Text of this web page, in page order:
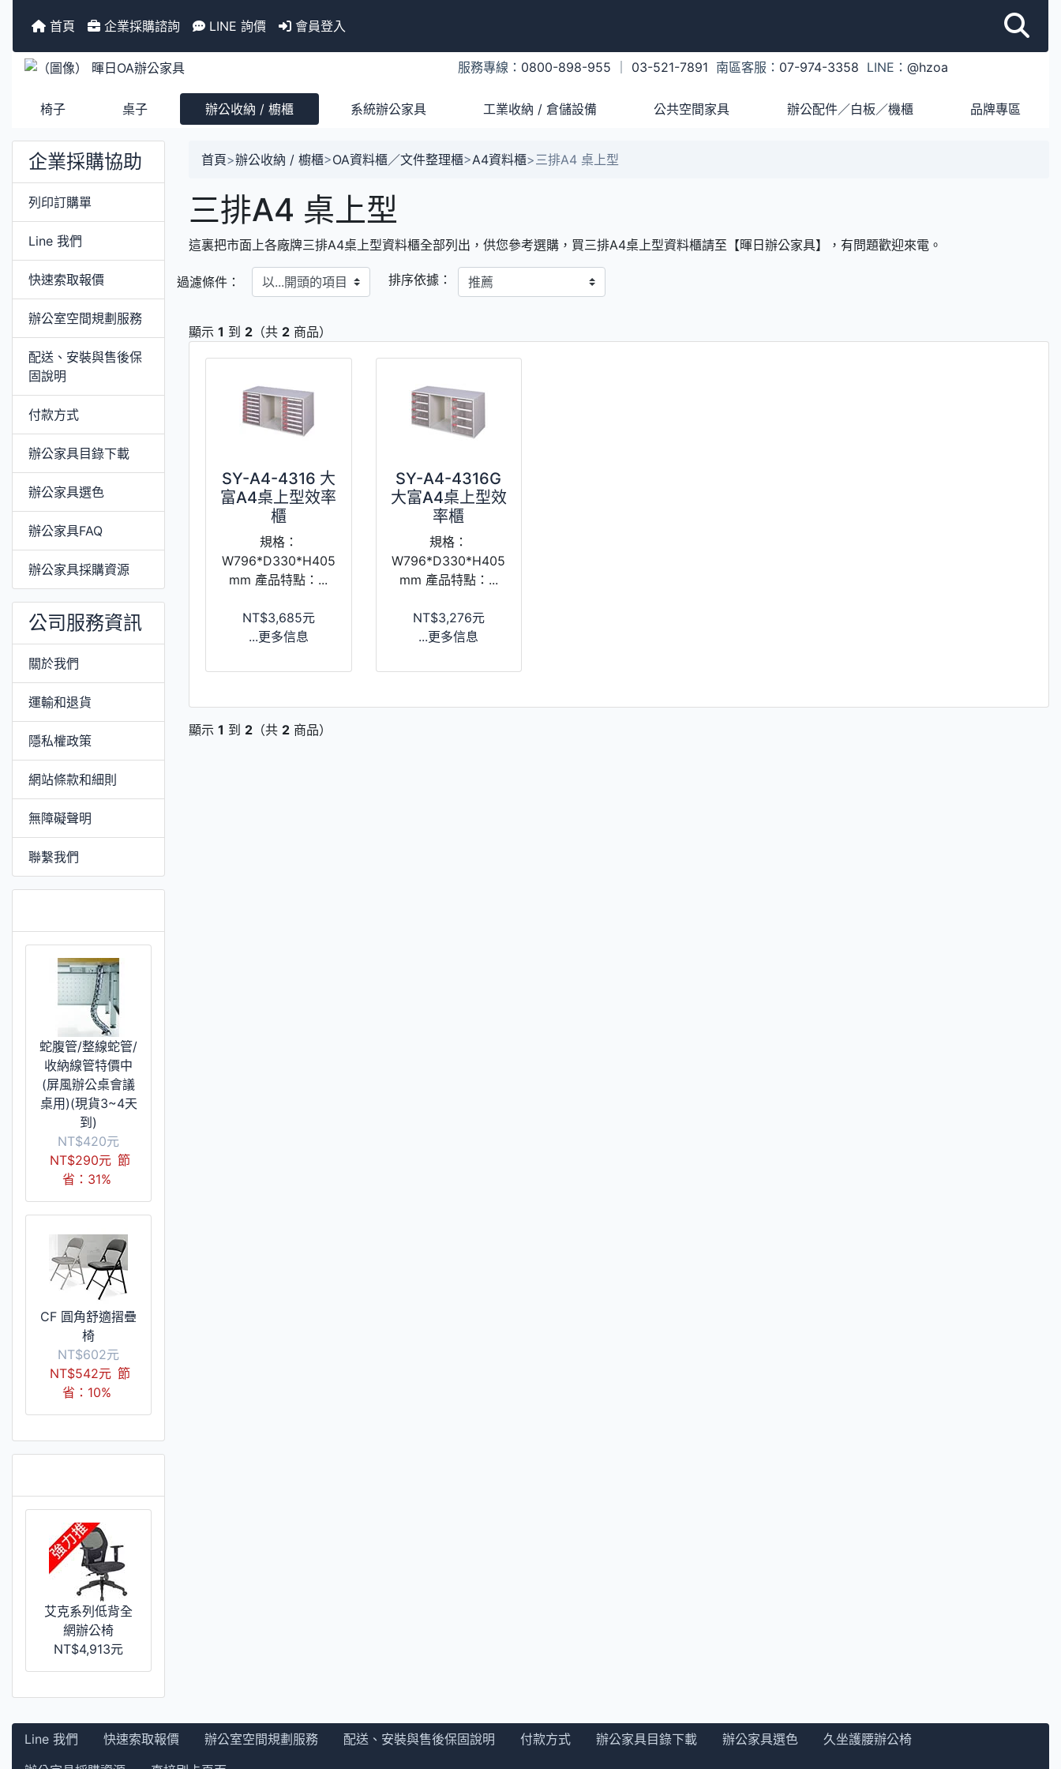
首頁 企業採購諮詢 LINE 詢價 會員登入
服務專線： 0800-898-955 03-521-7891 南區客服： 07-974-3358 LINE：@hzoa
椅子 桌子 辦公收納 / 櫥櫃 系統辦公家具 工業收納 / 倉儲設備 公共空間家具 辦公配件／白板／機櫃 品牌專區
企業採購協助
列印訂購單
Line 我們
快速索取報價
辦公室空間規劃服務
配送、安裝與售後保
固說明
付款方式
辦公家具目錄下載
辦公家具選色
辦公家具FAQ
辦公家具採購資源
公司服務資訊
關於我們
運輸和退貨
隱私權政策
網站條款和細則
無障礙聲明
聯繫我們
蛇腹管/整線蛇管/
收納線管特價中
(屏風辦公桌會議
桌用)(現貨3~4天
到)
NT$420元
NT$290元 節
省：31%
CF 圓角舒適摺疊
椅
NT$602元
NT$542元 節
省：10%
艾克系列低背全
網辦公椅
NT$4,913元
首頁>辦公收納 / 櫥櫃>OA資料櫃／文件整理櫃>A4資料櫃> 三排A4 桌上型
三排A4 桌上型
這裏把市面上各廠牌三排A4桌上型資料櫃全部列出，供您參考選購，買三排A4桌上型資料櫃請至【暉日辦公家具】，有問題歡迎來電。
過濾條件：
以...開頭的項目
排序依據：
顯示 1 到 2 （共 2 商品）
SY-A4-4316 大
富A4桌上型效率
櫃
規格：
W796*D330*H405
mm 產品特點：...
NT$3,685元
...更多信息
SY-A4-4316G
大富A4桌上型效
率櫃
規格：
W796*D330*H405
mm 產品特點：...
NT$3,276元
...更多信息
顯示 1 到 2 （共 2 商品）
Line 我們 快速索取報價 辦公室空間規劃服務 配送、安裝與售後保固說明 付款方式 辦公家具目錄下載 辦公家具選色
久坐護腰辦公椅